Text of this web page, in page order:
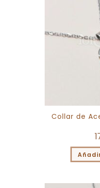
Collar de